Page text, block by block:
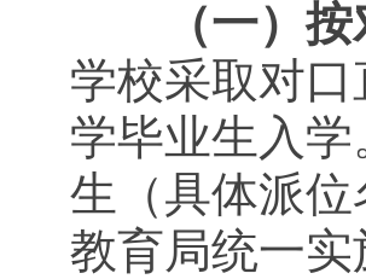
（一）按
学校采取对
学毕业生入
生（具体派
教育局统一